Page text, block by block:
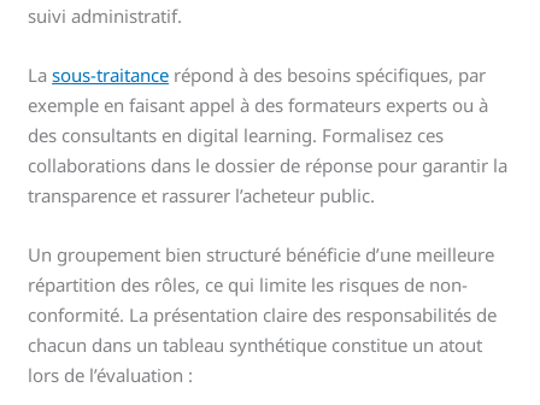
suivi administratif.
Lasous-traitance répond à des besoins spécifiques, par
exemple en faisant appel à des formateurs experts ou à
des consultants en digital learning. Formalisez ces
collaborations dans le dossier de réponse pour garantir la
transparence et rassurer l’acheteur public.
Un groupement bien structuré bénéficie d’une meilleure
répartition des rôles, ce qui limite les risques de non-
conformité. La présentation claire des responsabilités de
chacun dans un tableau synthétique constitue un atout
lors de l’évaluation :